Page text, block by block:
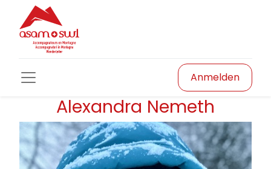
Anmelden
Alexandra Nemeth